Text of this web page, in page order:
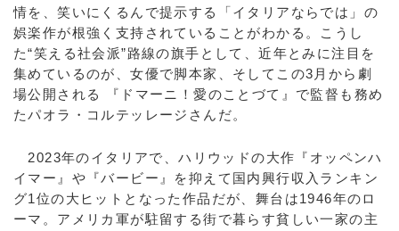
情を、笑いにくるんで提示する「イタリアならでは」の
娯楽作が根強く支持されていることがわかる。こうし
た“笑える社会派”路線の旗手として、近年とみに注目を
集めているのが、女優で脚本家、そしてこの3月から劇
場公開される 『ドマーニ！愛のことづて』で監督も務め
たパオラ・コルテッレージさんだ。
2023年のイタリアで、ハリウッドの大作『オッペンハ
イマー』や『バービー』を抑えて国内興行収入ランキン
グ1位の大ヒットとなった作品だが、舞台は1946年のロ
ーマ。アメリカ軍が駐留する街で暮らす貧しい一家の主